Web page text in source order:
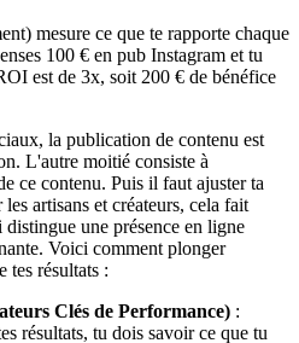
mesure ce que te rapporte chaque
100 € en pub Instagram et tu
est de 3x, soit 200 € de bénéfice
la publication de contenu est
L'autre moitié consiste à
ce contenu. Puis il faut ajuster ta
artisans et créateurs, cela fait
une présence en ligne
Voici comment plonger
tes résultats :
Clés de Performance) :
résultats, tu dois savoir ce que tu